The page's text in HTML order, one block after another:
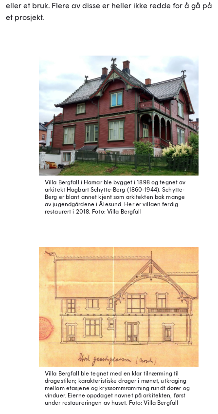
eller et bruk. Flere av disse er heller ikke redde for å gå på
et prosjekt.
Villa Bergfall i Hamar ble bygget i 1898 og tegnet av
arkitekt Hagbart Schytte-Berg (1860-1944). Schytte-
Berg er blant annet kjent som arkitekten bak mange
av jugendgårdene i Ålesund. Her er villaen ferdig
restaurert i 2018. Foto: Villa Bergfall
Villa Bergfall ble tegnet med en klar tilnærming til
dragestilen; karakteristiske drager i mønet, utkraging
mellom etasjene og kryssommramming rundt dører og
vinduer. Eierne oppdaget navnet på arkitekten, først
under restaureringen av huset. Foto: Villa Bergfall